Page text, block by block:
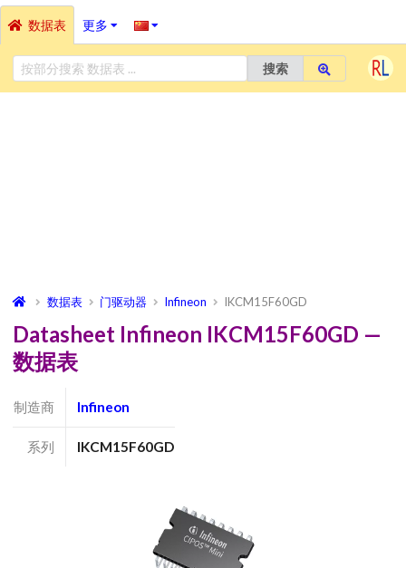
数据表 更多
搜索
数据表 门驱动器 Infineon IKCM15F60GD
Datasheet Infineon IKCM15F60GD —
数据表
制造商 Infineon
系列 IKCM15F60GD